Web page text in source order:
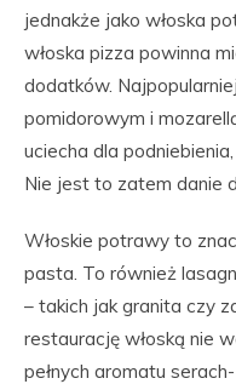
jednakże jako włoska
włoska pizza powinna
dodatków.
pomidorowym i
uciecha dla
Nie jest to zatem danie
Włoskie potrawy to
pasta. To również
– takich jak granita czy
restaurację włoską nie
pełnych aromatu